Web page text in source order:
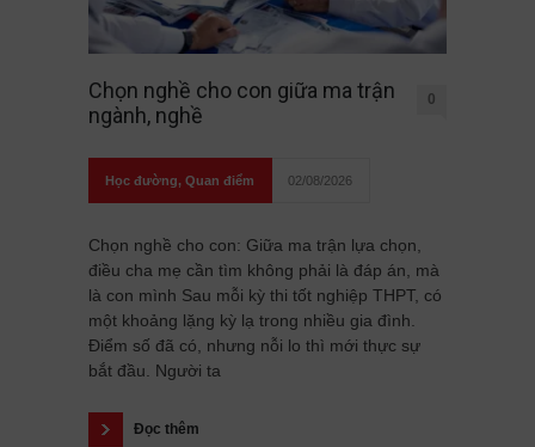
Chọn nghề cho con giữa ma trận
ngành, nghề
0
Học đường, Quan điểm 02/08/2026
Chọn nghề cho con: Giữa ma trận lựa chọn,
điều cha mẹ cần tìm không phải là đáp án, mà
là con mình Sau mỗi kỳ thi tốt nghiệp THPT, có
một khoảng lặng kỳ lạ trong nhiều gia đình.
Điểm số đã có, nhưng nỗi lo thì mới thực sự
bắt đầu. Người ta
Đọc thêm